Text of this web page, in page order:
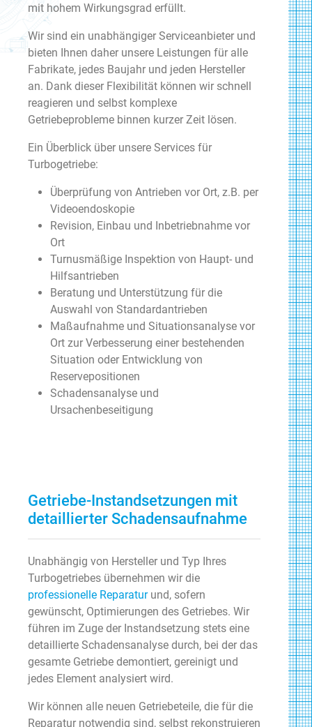
mit hohem Wirkungsgrad erfüllt.
Wir sind ein unabhängiger Serviceanbieter und
bieten Ihnen daher unsere Leistungen für alle
Fabrikate, jedes Baujahr und jeden Hersteller
an. Dank dieser Flexibilität können wir schnell
reagieren und selbst komplexe
Getriebeprobleme binnen kurzer Zeit lösen.
Ein Überblick über unsere Services für
Turbogetriebe:
Überprüfung von Antrieben vor Ort, z.B. per
Videoendoskopie
Revision, Einbau und Inbetriebnahme vor
Ort
Turnusmäßige Inspektion von Haupt- und
Hilfsantrieben
Beratung und Unterstützung für die
Auswahl von Standardantrieben
Maßaufnahme und Situationsanalyse vor
Ort zur Verbesserung einer bestehenden
Situation oder Entwicklung von
Reservepositionen
Schadensanalyse und
Ursachenbeseitigung
Getriebe-Instandsetzungen mit
detaillierter Schadensaufnahme
Unabhängig von Hersteller und Typ Ihres
Turbogetriebes übernehmen wir die
professionelle Reparaturund, sofern
gewünscht, Optimierungen des Getriebes. Wir
führen im Zuge der Instandsetzung stets eine
detaillierte Schadensanalyse durch, bei der das
gesamte Getriebe demontiert, gereinigt und
jedes Element analysiert wird.
Wir können alle neuen Getriebeteile, die für die
Reparatur notwendig sind, selbst rekonstruieren